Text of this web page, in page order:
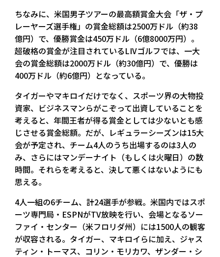
ちなみに、米国男子ツアーの最高額賞金大会「ザ・プ
レーヤーズ選手権」の賞金総額は2500万ドル（約38
億円）で、優勝賞金は450万ドル（6億8000万円）。
超破格の賞金が注目されているLIVゴルフでは、一大
会の賞金総額は2000万ドル（約30億円）で、優勝は
400万ドル（約6億円）となっている。
タイガーやマキロイだけでなく、スポーツ界の大物投
資家、ビジネスマンらがこぞって出資していることを
考えると、年間王者が得る賞金としては少ないとも感
じさせる賞金総額。だが、レギュラーシーズンは15大
会が予定され、チーム4人のうち出場するのは3人の
み、さらにはマンデーナイト（もしくは火曜日）の数
時間。それらを考えると、決して悪くはないようにも
思える。
4人一組の6チーム、計24選手が参戦。米国内ではスポ
ーツ専門局・ESPNがTV放映を行い、会場となるソー
ファイ・センター（米フロリダ州）には1500人の観客
が収容される。タイガー、マキロイらに加え、ジャス
ティン・トーマス、コリン・モリカワ、ザンダー・シ